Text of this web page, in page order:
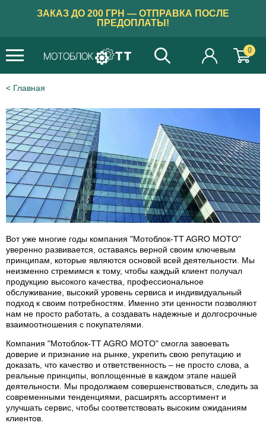
ЗАКАЗ ДО 200 ГРН — ОТПРАВКА ПОСЛЕ
ПРЕДОПЛАТЫ!
0
Главная
Вот уже многие годы компания "Мотоблок-TT AGRO MOTO"
уверенно развивается, оставаясь верной своим ключевым
принципам, которые являются основой всей деятельности. Мы
неизменно стремимся к тому, чтобы каждый клиент получал
продукцию высокого качества, профессиональное
обслуживание, высокий уровень сервиса и индивидуальный
подход к своим потребностям. Именно эти ценности позволяют
нам не просто работать, а создавать надежные и долгосрочные
взаимоотношения с покупателями.
Компания "Мотоблок-TT AGRO MOTO" смогла завоевать
доверие и признание на рынке, укрепить свою репутацию и
доказать, что качество и ответственность – не просто слова, а
реальные принципы, воплощенные в каждом этапе нашей
деятельности. Мы продолжаем совершенствоваться, следить за
современными тенденциями, расширять ассортимент и
улучшать сервис, чтобы соответствовать высоким ожиданиям
клиентов.